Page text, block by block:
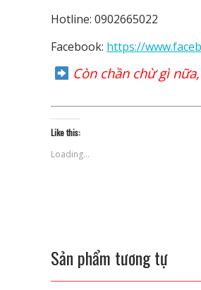
Hotline: 0902665022
Facebook: https://
Còn chần chừ gì
Like this:
Loading...
Sản phẩm tương tự